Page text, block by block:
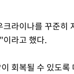
라이나를 꾸준히
이라고 했다.
회복될 수 있도록